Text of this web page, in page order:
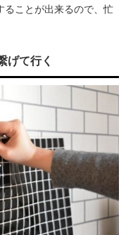
ることが出来るので、忙
げて行く